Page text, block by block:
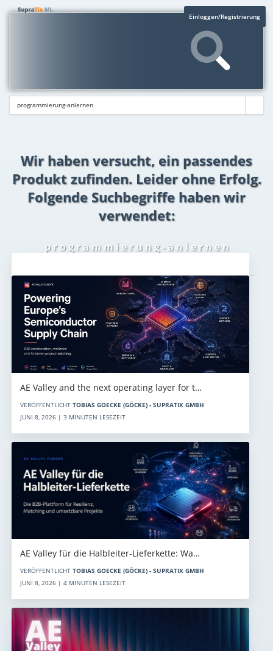
Einloggen/Registrierung
Wir haben versucht, ein passendes
Produkt zufinden. Leider ohne Erfolg.
Folgende Suchbegriffe haben wir
verwendet:
p r o g r a m m i e r u n g - a n l e r n e n
AE Valley and the next operating layer for t…
VERÖFFENTLICHT TOBIAS GOECKE (GÖCKE) - SUPRATIX GMBH
JUNI 8, 2026 | 3 MINUTEN LESEZEIT
AE Valley für die Halbleiter-Lieferkette: Wa…
VERÖFFENTLICHT TOBIAS GOECKE (GÖCKE) - SUPRATIX GMBH
JUNI 8, 2026 | 4 MINUTEN LESEZEIT